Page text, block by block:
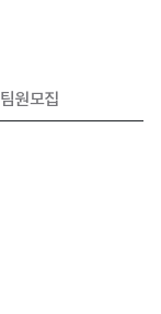
팀원모집